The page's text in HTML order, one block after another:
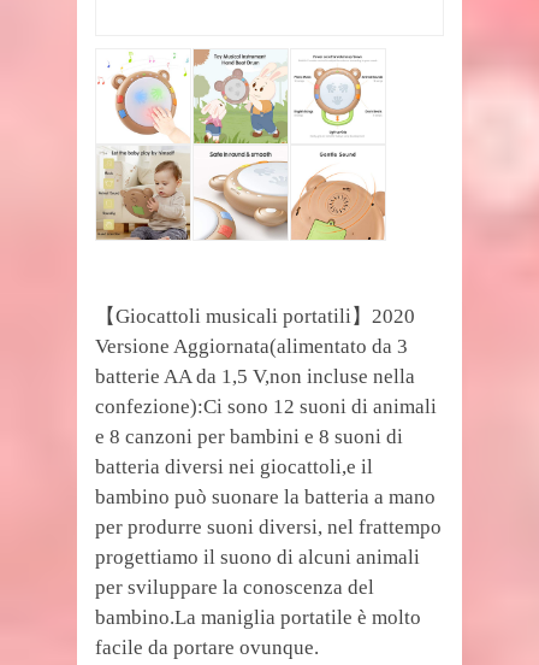
【Giocattoli musicali portatili】2020
Versione Aggiornata(alimentato da 3
batterie AA da 1,5 V,non incluse nella
confezione):Ci sono 12 suoni di animali
e 8 canzoni per bambini e 8 suoni di
batteria diversi nei giocattoli,e il
bambino può suonare la batteria a mano
per produrre suoni diversi, nel frattempo
progettiamo il suono di alcuni animali
per sviluppare la conoscenza del
bambino.La maniglia portatile è molto
facile da portare ovunque.